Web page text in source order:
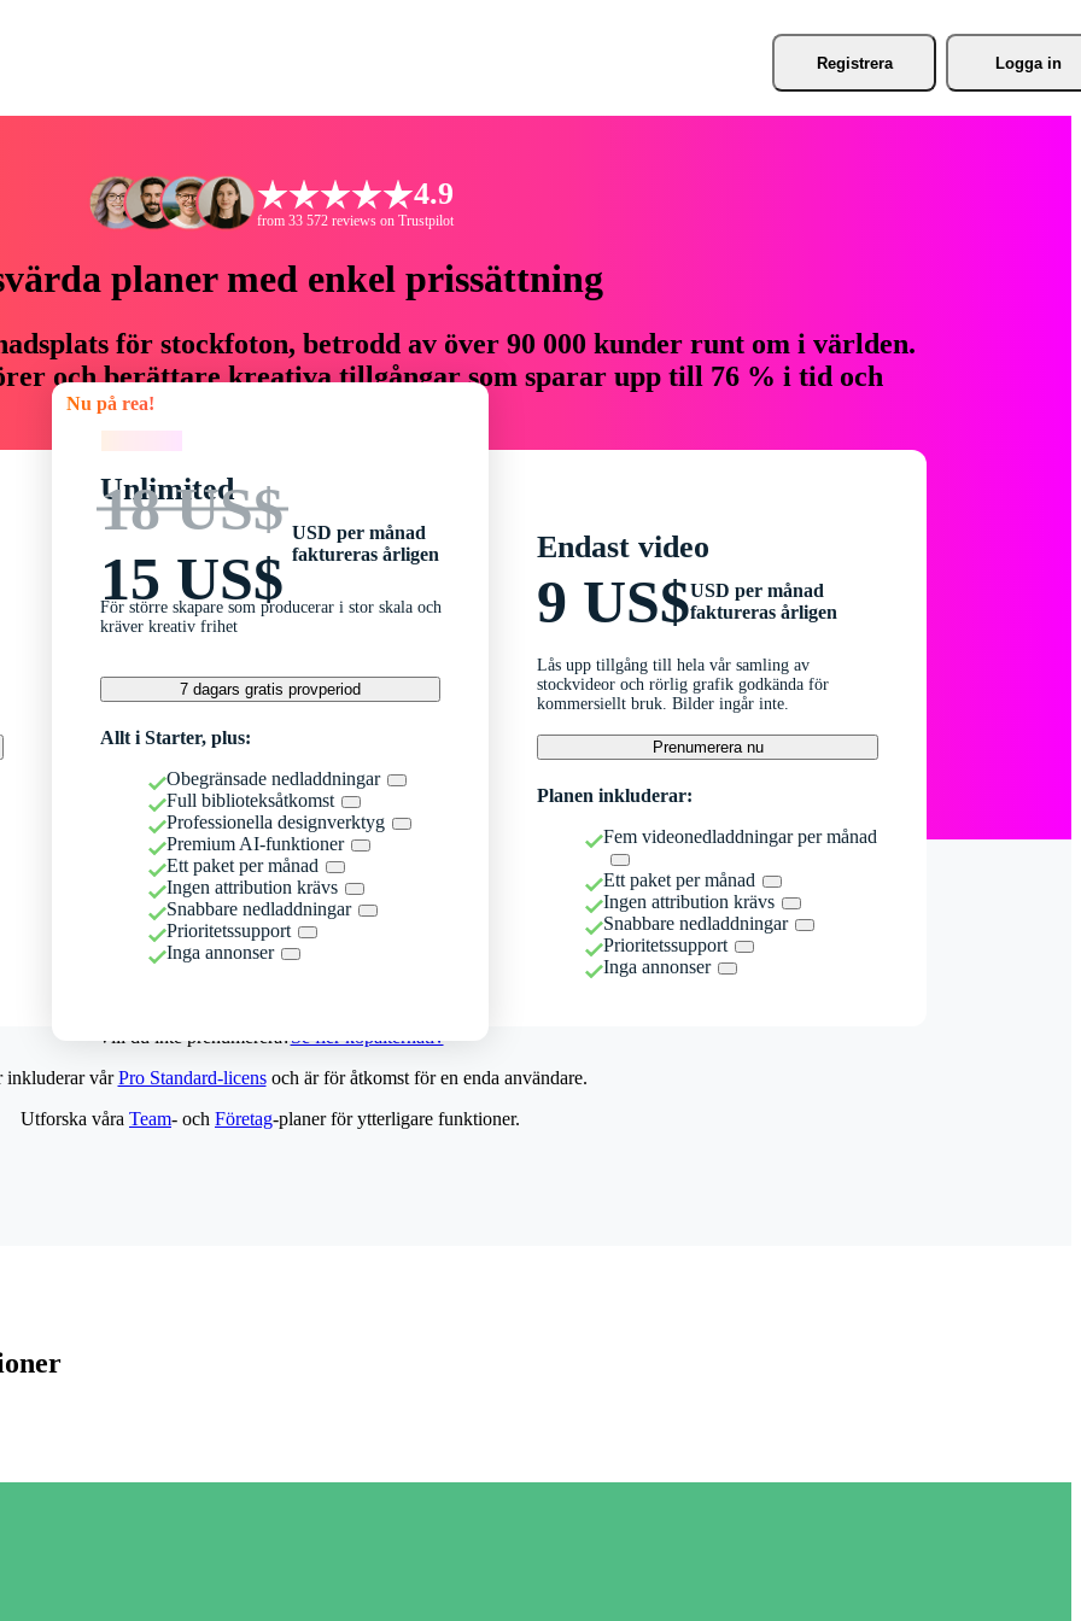
Registrera Logga in
4.9
from 33 572 reviews on Trustpilot
planer med enkel prissättning
för stockfoton, betrodd av över 90 000 kunder runt om i världen.
och berättare kreativa tillgångar som sparar upp till 76 % i tid och
Nu på rea!
Unlimited
18 US$
15 US$
USD per månad
faktureras årligen
För större skapare som producerar i stor skala och
kräver kreativ frihet
7 dagars gratis provperiod
Allt i Starter, plus:
Obegränsade nedladdningar
Full biblioteksåtkomst
Professionella designverktyg
Premium AI-funktioner
Ett paket per månad
Ingen attribution krävs
Snabbare nedladdningar
Prioritetssupport
Inga annonser
Endast video
9 US$USD per månad
faktureras årligen
Lås upp tillgång till hela vår samling av
stockvideor och rörlig grafik godkända för
kommersiellt bruk. Bilder ingår inte.
Prenumerera nu
Planen inkluderar:
Fem videonedladdningar per månad
Ett paket per månad
Ingen attribution krävs
Snabbare nedladdningar
Prioritetssupport
Inga annonser
Vill du inte prenumerera?Se fler köpalternativ
inkluderar vårPro Standard-licensoch är för åtkomst för en enda användare.
Utforska våra Team- och Företag-planer för ytterligare funktioner.